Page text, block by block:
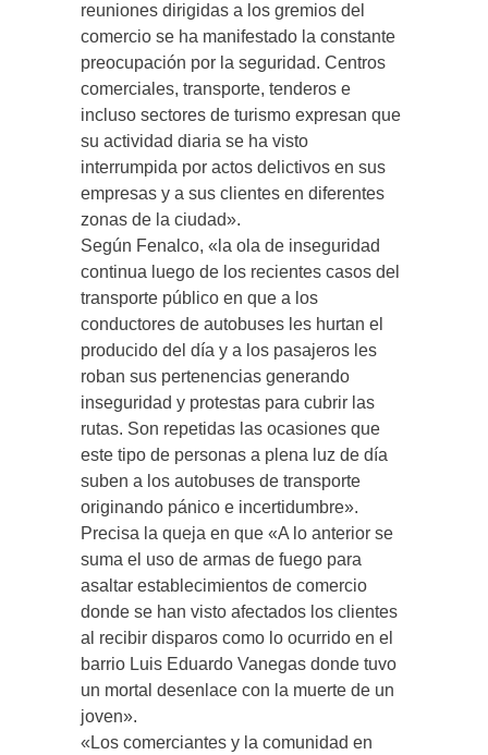
reuniones dirigidas a los gremios del
comercio se ha manifestado la constante
preocupación por la seguridad. Centros
comerciales, transporte, tenderos e
incluso sectores de turismo expresan que
su actividad diaria se ha visto
interrumpida por actos delictivos en sus
empresas y a sus clientes en diferentes
zonas de la ciudad».
Según Fenalco, «la ola de inseguridad
continua luego de los recientes casos del
transporte público en que a los
conductores de autobuses les hurtan el
producido del día y a los pasajeros les
roban sus pertenencias generando
inseguridad y protestas para cubrir las
rutas. Son repetidas las ocasiones que
este tipo de personas a plena luz de día
suben a los autobuses de transporte
originando pánico e incertidumbre».
Precisa la queja en que «A lo anterior se
suma el uso de armas de fuego para
asaltar establecimientos de comercio
donde se han visto afectados los clientes
al recibir disparos como lo ocurrido en el
barrio Luis Eduardo Vanegas donde tuvo
un mortal desenlace con la muerte de un
joven».
«Los comerciantes y la comunidad en